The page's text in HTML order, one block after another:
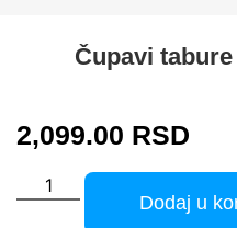
Čupavi
2,099.00 RSD
Dodaj u